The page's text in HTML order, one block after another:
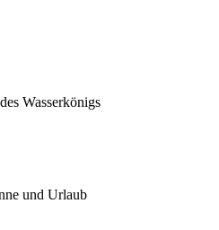
Wasserkönigs
und Urlaub